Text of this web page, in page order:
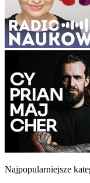
Najpopularniejsze